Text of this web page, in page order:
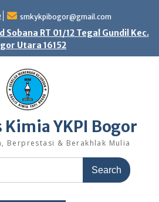
smkykpibogor@gmail.com
Sobana RT 01/12 Tegal Gundil Kec.
Utara 16152
Kimia YKPI Bogor
Berprestasi & Berakhlak Mulia